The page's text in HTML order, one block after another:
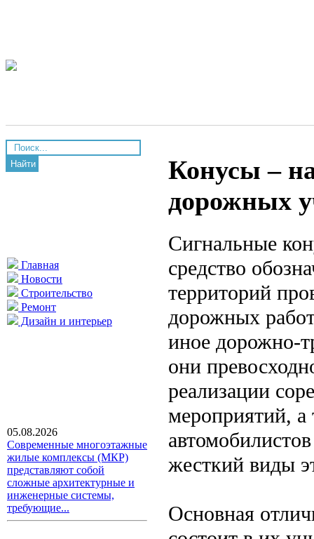
Найти
Главная
Новости
Строительство
Ремонт
Дизайн и интерьер
05.08.2026
Современные многоэтажные
жилые комплексы (МКР)
представляют собой
сложные архитектурные и
инженерные системы,
требующие...
Конусы –
дорожных
Сигнальные
средство
территорий
дорожных
иное дорожно-
они
реализации
мероприятий,
жесткий виды
Основная